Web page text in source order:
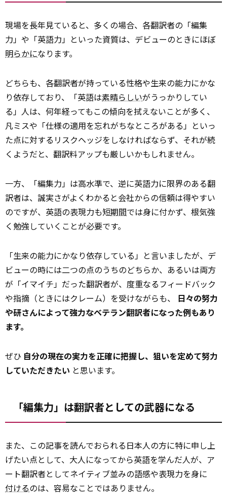
現場を長年見ていると、多くの場合、各翻訳者の「編集
力」や「英語力」といった資質は、デビューのときにほぼ
明らかになります。
どちらも、各翻訳者が持っている性格や生来の能力にかな
り依存しており、「英語は素晴らしいがうっかりしてい
る」人は、何年経ってもこの傾向を拭えないことが多く、
凡ミスや「仕様の適用を忘れがちなところがある」といっ
た点に対するリスクヘッジをしなければならず、それが続
くようだと、翻訳料アップも厳しいかもしれません。
一方、「編集力」は高水準で、逆に英語力に限界のある翻
訳者は、誠実さがよくわかると会社からの信頼は得やすい
のですが、英語の表現力も短期間では身に付かず、根気強
く勉強していくことが必要です。
「生来の能力にかなり依存している」と言いましたが、デ
ビューの時には二つの点のうちのどちらか、あるいは両方
が「イマイチ」だった翻訳者が、度重なるフィードバック
や指摘（ときにはクレーム）を受けながらも、 日々の努力
や研さんによって強力なベテラン翻訳者になった例もあり
ます。
ぜひ 自分の現在の実力を正確に把握し、狙いを定めて努力
していただきたい と思います。
「編集力」は翻訳者としての武器になる
また、この記事を読んでおられる日本人の方に特に申し上
げたい点として、大人になってから英語を学んだ人が、ア
ート翻訳者としてネイティブ並みの語感や表現力を身に
付けるのは、容易なことではありません。